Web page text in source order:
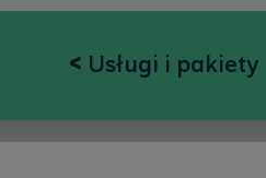
< Usługi i pakiety